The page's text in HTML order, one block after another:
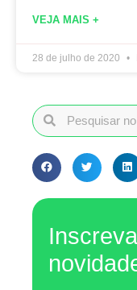
VEJA MAIS +
28 de julho de 2020